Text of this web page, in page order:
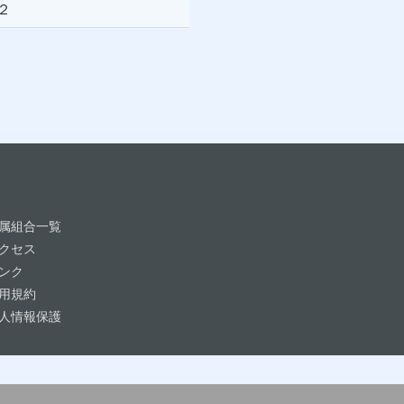
組合一覧
セス
ク
規約
情報保護